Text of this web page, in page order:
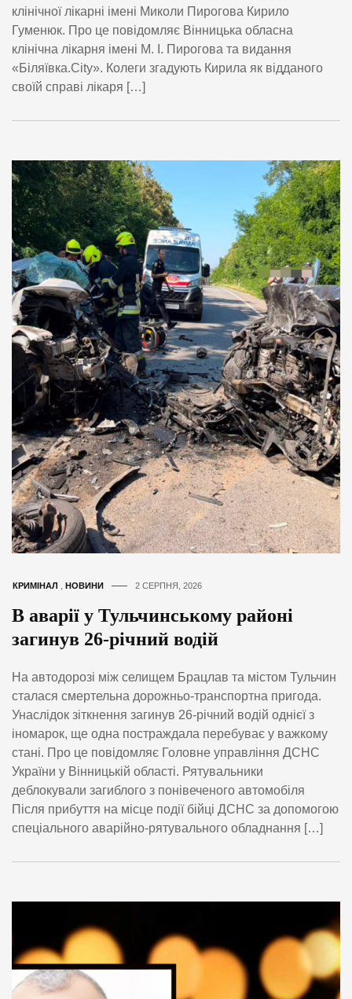
клінічної лікарні імені Миколи Пирогова Кирило
Гуменюк. Про це повідомляє Вінницька обласна
клінічна лікарня імені М. І. Пирогова та видання
«Біляївка.City». Колеги згадують Кирила як відданого
своїй справі лікаря […]
КРИМІНАЛ НОВИНИ 2 СЕРПНЯ, 2026
В аварії у Тульчинському районі
загинув 26-річний водій
На автодорозі між селищем Брацлав та містом Тульчин
сталася смертельна дорожньо-транспортна пригода.
Унаслідок зіткнення загинув 26-річний водій однієї з
іномарок, ще одна постраждала перебуває у важкому
стані. Про це повідомляє Головне управління ДСНС
України у Вінницькій області. Рятувальники
деблокували загиблого з понівеченого автомобіля
Після прибуття на місце події бійці ДСНС за допомогою
спеціального аварійно-рятувального обладнання […]